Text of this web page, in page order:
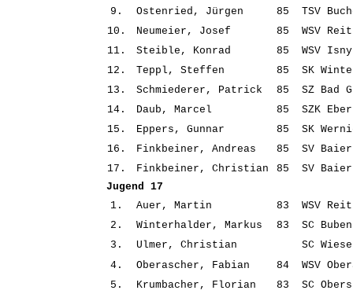
9.
Ostenried, Jürgen 85
TSV
10.
Neumeier, Josef 85
WSV
11.
Steible, Konrad 85
WSV Isny
12.
Teppl, Steffen 85
SK
13.
Schmiederer, Patrick 85
SZ Bad
14.
Daub, Marcel 85
SZK
15.
Eppers, Gunnar 85
SK
16.
Finkbeiner, Andreas 85
SV
17.
Finkbeiner, Christian 85
SV
Jugend 17
1.
Auer, Martin 83
WSV
2.
Winterhalder, Markus 83
SC
3.
Ulmer, Christian
SC
4.
Oberascher, Fabian 84
WSV
5.
Krumbacher, Florian 83
SC